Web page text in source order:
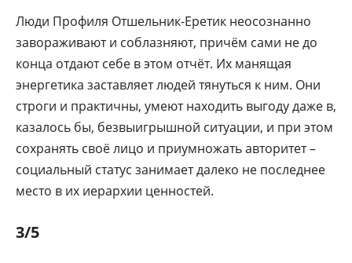
Люди Профиля Отшельник-Еретик неосознанно
завораживают и соблазняют, причём сами не до
конца отдают себе в этом отчёт. Их манящая
энергетика заставляет людей тянуться к ним. Они
строги и практичны, умеют находить выгоду даже в,
казалось бы, безвыигрышной ситуации, и при этом
сохранять своё лицо и приумножать авторитет –
социальный статус занимает далеко не последнее
место в их иерархии ценностей.
3/5